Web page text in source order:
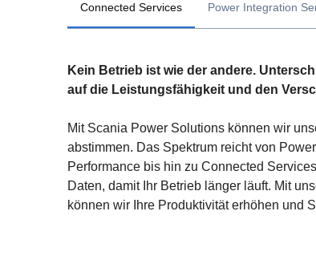
Connected Services Power Integration
Kein Betrieb ist wie der andere.
auf die Leistungsfähigkeit und den
Mit Scania Power Solutions können wir
abstimmen. Das Spektrum reicht von
Performance bis hin zu Connected
Daten, damit Ihr Betrieb länger läuft. Mit
können wir Ihre Produktivität erhöhen und